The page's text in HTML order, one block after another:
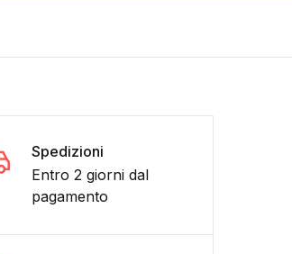
Spedizioni
Entro 2 giorni dal
pagamento